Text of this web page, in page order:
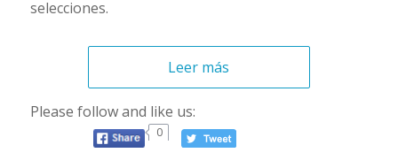
selecciones.
Leer más
Please follow and like us:
0